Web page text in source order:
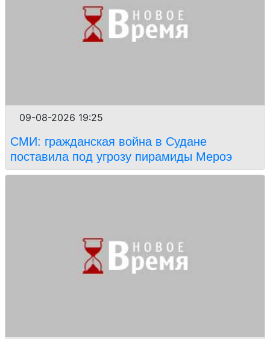
09-08-2026 19:25
СМИ: гражданская война в Судане
поставила под угрозу пирамиды Мероэ